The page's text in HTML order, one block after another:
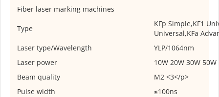
Fiber laser marking machines
Type
KFp Simple,KF1
Universal,KFa
Laser type/Wavelength
YLP/1064nm
Laser power
10W 20W 30W 50W
Beam quality
M2 <3</p>
Pulse width
≤100ns